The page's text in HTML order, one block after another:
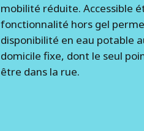
mobilité réduite. Accessible
fonctionnalité hors gel
disponibilité en eau potable
domicile fixe, dont le seul
être dans la rue.